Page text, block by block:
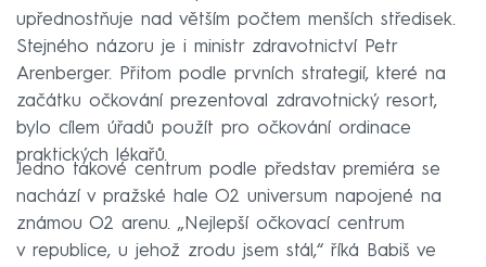
upřednostňuje nad větším počtem menších středisek.
Stejného názoru je i ministr zdravotnictví Petr
Arenberger. Přitom podle prvních strategií, které na
začátku očkování prezentoval zdravotnický resort,
bylo cílem úřadů použít pro očkování ordinace
praktických lékařů.
Jedno takové centrum podle představ premiéra se
nachází v pražské hale O2 universum napojené na
známou O2 arenu. „Nejlepší očkovací centrum
v republice, u jehož zrodu jsem stál,“ říká Babiš ve